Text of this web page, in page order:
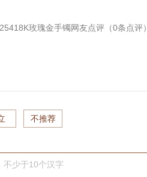
玫瑰金手镯网友点评（0条点评）
不推荐
不少于10个汉字